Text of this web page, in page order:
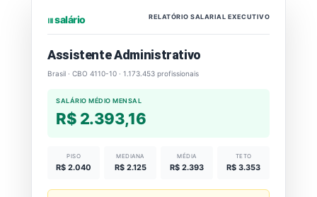
⏐⏐⏐ salário RELATÓRIO SALARIAL EXECUTIVO
Assistente Administrativo
Brasil · CBO 4110-10 · 1.173.453 profissionais
SALÁRIO MÉDIO MENSAL
R$ 2.393,16
PISO
R$ 2.040
MEDIANA
R$ 2.125
MÉDIA
R$ 2.393
TETO
R$ 3.353